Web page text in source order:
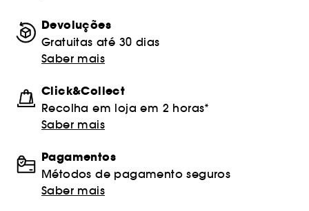
Devoluções
Gratuitas até 30 dias
Saber mais
Click&Collect
Recolha em loja em 2 horas*
Saber mais
Pagamentos
Métodos de pagamento seguros
Saber mais